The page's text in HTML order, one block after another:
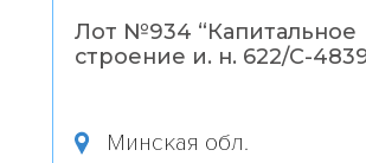
Лот №934 “Капитальное
строение и. н. 622/С-
Минская обл.